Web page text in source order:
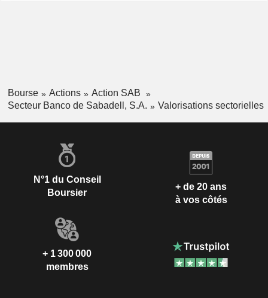
Bourse Actions
Action SAB
Secteur Banco de Sabadell, S.A.
Valorisations sectorielles
N°1 du Conseil
Boursier
+ de 20 ans
à vos côtés
+ 1 300 000
membres